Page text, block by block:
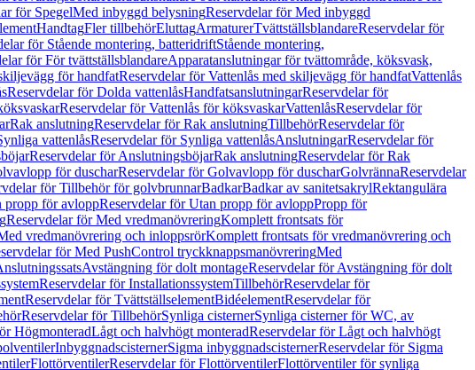
för SpegelMed inbyggd belysningReservdelar för Med inbyggd
HandtagFler tillbehörEluttagArmaturerTvättställsblandareReservdelar för
för Stående montering, batteridriftStående montering,
för För tvättställsblandareApparatanslutningar för tvättområde, köksvask,
för handfatReservdelar för Vattenlås med skiljevägg för handfatVattenlås
Reservdelar för Dolda vattenlåsHandfatsanslutningarReservdelar för
Reservdelar för Vattenlås för köksvaskarVattenlåsReservdelar för
Rak anslutningReservdelar för Rak anslutningTillbehörReservdelar för
vattenlåsReservdelar för Synliga vattenlåsAnslutningarReservdelar för
Reservdelar för AnslutningsböjarRak anslutningReservdelar för Rak
för duscharReservdelar för Golvavlopp för duscharGolvrännaReservdelar
för Tillbehör för golvbrunnarBadkarBadkar av sanitetsakrylRektangulära
propp för avloppReservdelar för Utan propp för avloppPropp för
Reservdelar för Med vredmanövreringKomplett frontsats för
vredmanövrering och inloppsrörKomplett frontsats för vredmanövrering och
för Med PushControl tryckknappsmanövreringMed
Avstängning för dolt montageReservdelar för Avstängning för dolt
Reservdelar för InstallationssystemTillbehörReservdelar för
Reservdelar för TvättställselementBidéelementReservdelar för
Reservdelar för TillbehörSynliga cisternerSynliga cisterner för WC, av
HögmonteradLågt och halvhögt monteradReservdelar för Lågt och halvhögt
InbyggnadscisternerSigma inbyggnadscisternerReservdelar för Sigma
FlottörventilerReservdelar för FlottörventilerFlottörventiler för synliga